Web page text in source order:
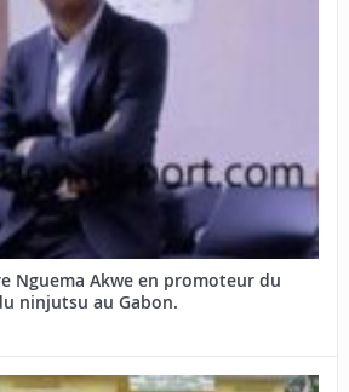
Nguema Akwe en promoteur du
ninjutsu au Gabon.